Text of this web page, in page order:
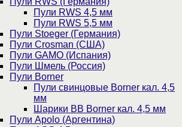
Пули RWS 4,5 мм
Пули RWS 5,5 мм
Пули Stoeger (Германия)
Пули Crosman (США)
Пули GAMO (Испания)
Пули Шмель (Россия)
Пули Borner
Пули свинцовые Borner кал. 4,5
мм
Шарики BB Borner кал. 4,5 мм
Пули Apolo (Аргентина)